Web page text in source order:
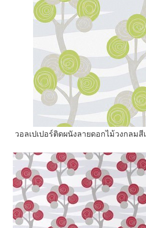
วอลเปเปอร์ติดผนังลายดอกไม้วงกลมสี